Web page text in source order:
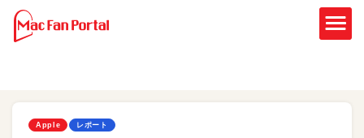
Apple レポート